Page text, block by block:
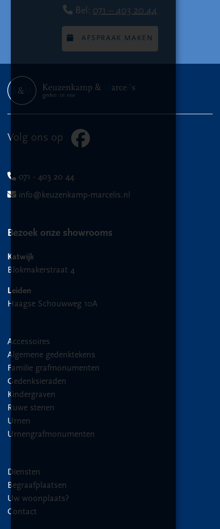
Bel: 071 – 403 20 44
AFSPRAAK MAKEN
Volg ons op
071 - 403 20 44
info@keuzenkamp-marcelis.nl
Bezoek onze showrooms
Katwijk
Blokmakerstraat 4
Leiden
Haagse Schouwweg 10A
Accessoires
Algemene gedenktekens
Familie grafmonumenten
Gedenksieraden
Kindergraven
Ruwe stenen
Urnen
Urnengrafmonumenten
Diensten
Begraafplaatsen
Uw woonplaats?
Contact